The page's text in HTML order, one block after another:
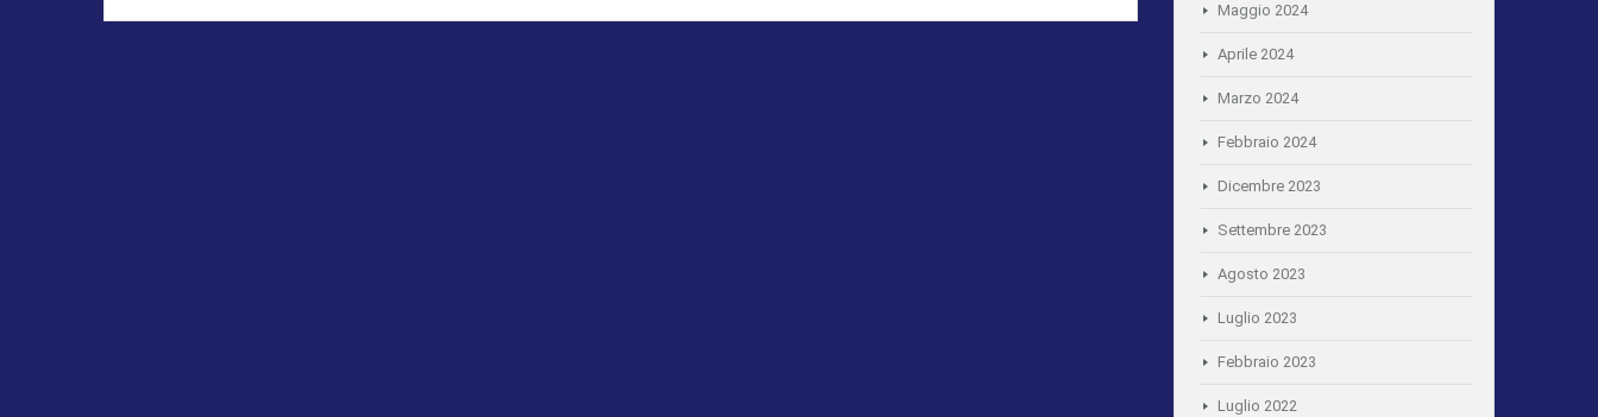
Maggio 2024
Aprile 2024
Marzo 2024
Febbraio 2024
Dicembre 2023
Settembre 2023
Agosto 2023
Luglio 2023
Febbraio 2023
Luglio 2022